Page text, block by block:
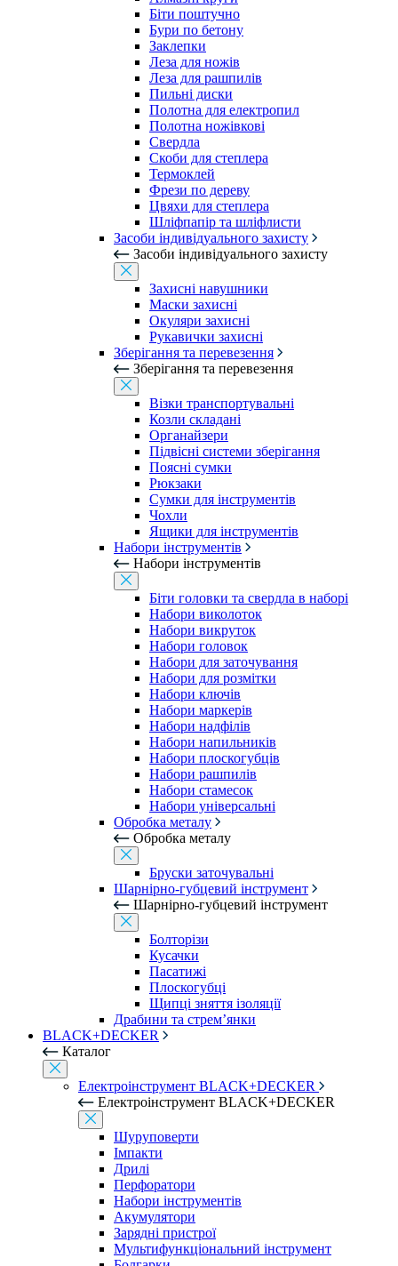
Біти поштучно
Бури по бетону
Заклепки
Леза для ножів
Леза для рашпилів
Пильні диски
Полотна для електропил
Полотна ножівкові
Свердла
Скоби для степлера
Термоклей
Фрези по дереву
Цвяхи для степлера
Шліфпапір та шліфлисти
Засоби індивідуального захисту
Засоби індивідуального захисту
Захисні навушники
Маски захисні
Окуляри захисні
Рукавички захисні
Зберігання та перевезення
Зберігання та перевезення
Візки транспортувальні
Козли складані
Органайзери
Підвісні системи зберігання
Поясні сумки
Рюкзаки
Сумки для інструментів
Чохли
Ящики для інструментів
Набори інструментів
Набори інструментів
Біти головки та свердла в наборі
Набори виколоток
Набори викруток
Набори головок
Набори для заточування
Набори для розмітки
Набори ключів
Набори маркерів
Набори надфілів
Набори напильників
Набори плоскогубців
Набори рашпилів
Набори стамесок
Набори універсальні
Обробка металу
Обробка металу
Бруски заточувальні
Шарнірно-губцевий інструмент
Шарнірно-губцевий інструмент
Болторізи
Кусачки
Пасатижі
Плоскогубці
Щипці зняття ізоляції
Драбини та стрем’янки
BLACK+DECKER
Каталог
Електроінструмент BLACK+DECKER
Електроінструмент BLACK+DECKER
Шуруповерти
Імпакти
Дрилі
Перфоратори
Набори інструментів
Акумулятори
Зарядні пристрої
Мультифункціональний інструмент